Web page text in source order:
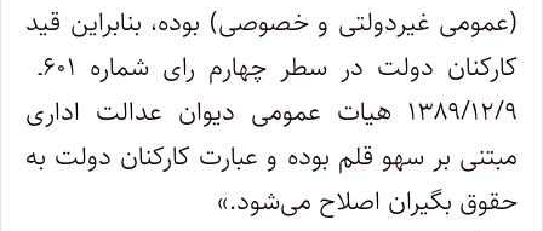
(عمومی غیردولتی و خصوصی) بوده، بنابراین قید
کارکنان دولت در سطر چهارم رای شماره ۶۰۱ـ
۱۳۸۹/۱۲/۹ هیات عمومی دیوان عدالت اداری
مبتنی بر سهو قلم بوده و عبارت کارکنان دولت به
حقوق بگیران اصلاح می‌شود.»